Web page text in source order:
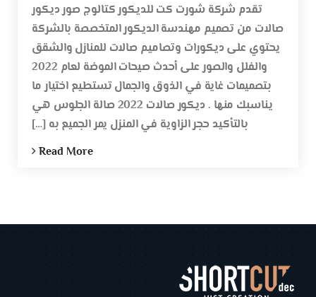
تقدم شركة شورت كت للديكور كتالوج صور ديكور
صالات من تصميم مهندسة الديكور المتخصصة بالشركة
يحتوي على ديكورات وتصاميم صالات للمنازل والشقق
والفلل والصور على أحدث صيحات الموضة لعام 2022
بتصميمات غاية في الذوق والجمال تستطيع اختيار ما
يناسبك منها . ديكور صالات 2022 صالة الجلوس هي
بالتأكيد حجر الزاوية في المنزل يمر الجميع به […]
Read More